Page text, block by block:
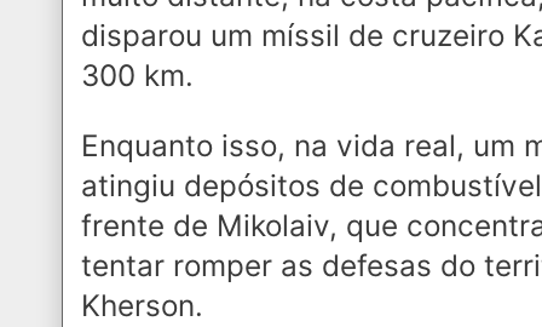
disparou um míssil de cruzeiro
300 km.
Enquanto isso, na vida real, um
atingiu depósitos de
frente de Mikolaiv, que
tentar romper as defesas do
Kherson.